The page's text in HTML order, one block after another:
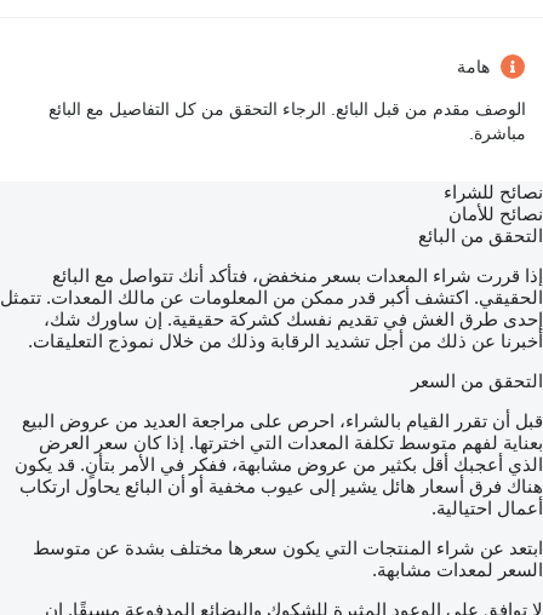
هامة
الوصف مقدم من قبل البائع. الرجاء التحقق من كل التفاصيل مع البائع
مباشرة.
نصائح للشراء
نصائح للأمان
التحقق من البائع
إذا قررت شراء المعدات بسعر منخفض، فتأكد أنك تتواصل مع البائع
الحقيقي. اكتشف أكبر قدر ممكن من المعلومات عن مالك المعدات. تتمثل
إحدى طرق الغش في تقديم نفسك كشركة حقيقية. إن ساورك شك،
أخبرنا عن ذلك من أجل تشديد الرقابة وذلك من خلال نموذج التعليقات.
التحقق من السعر
قبل أن تقرر القيام بالشراء، احرص على مراجعة العديد من عروض البيع
بعناية لفهم متوسط تكلفة المعدات التي اخترتها. إذا كان سعر العرض
الذي أعجبك أقل بكثير من عروض مشابهة، ففكر في الأمر بتأنٍ. قد يكون
هناك فرق أسعار هائل يشير إلى عيوب مخفية أو أن البائع يحاول ارتكاب
أعمال احتيالية.
ابتعد عن شراء المنتجات التي يكون سعرها مختلف بشدة عن متوسط
السعر لمعدات مشابهة.
لا توافق على الوعود المثيرة للشكوك والبضائع المدفوعة مسبقًا. إن